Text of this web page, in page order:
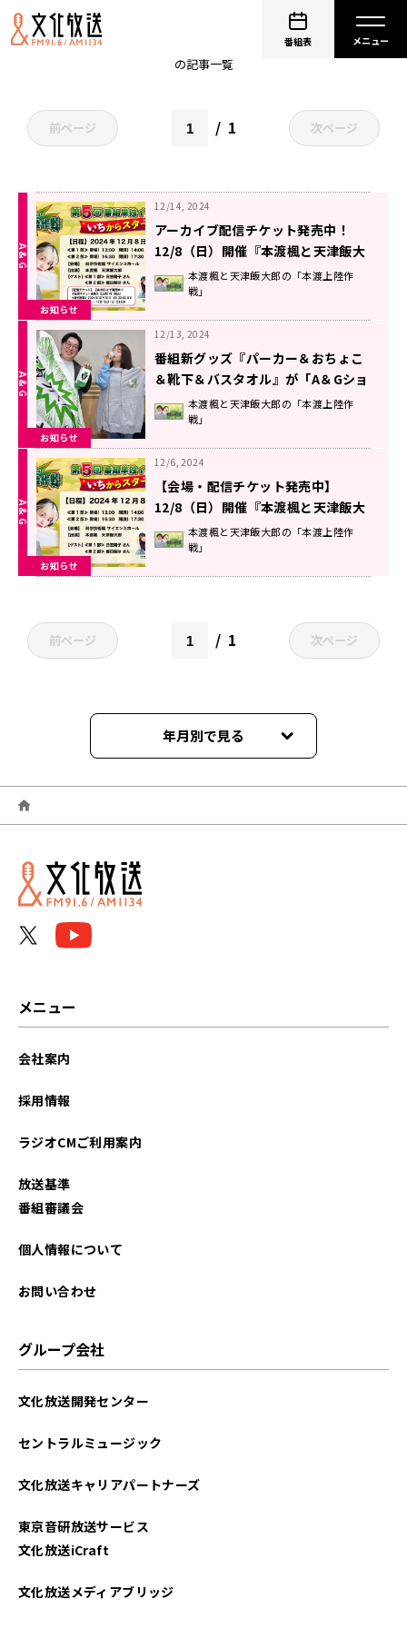
番組表
の記事一覧
前ページ 1 次ページ
お知らせ
12/14, 2024
アーカイブ配信チケット発売中！
12/8（日）開催『本渡楓と天津飯大
郎の「本渡上陸作戦」』番組イベン
ト
本渡楓と天津飯大郎の「本渡上陸作
戦」
お知らせ
12/13, 2024
番組新グッズ『パーカー＆おちょこ
＆靴下＆バスタオル』が「A＆Gショ
ップ」で発売！【本渡楓と天津飯大
郎の「本渡上陸作戦」】
本渡楓と天津飯大郎の「本渡上陸作
戦」
お知らせ
12/6, 2024
【会場・配信チケット発売中】
12/8（日）開催『本渡楓と天津飯大
郎の「本渡上陸作戦」』番組イベン
ト
本渡楓と天津飯大郎の「本渡上陸作
戦」
前ページ 1 次ページ
年月別で見る
2026年06月
2025年12月
2025年11月
2024年11月
2024年07月
2023年10月
メニュー
会社案内
採用情報
ラジオCMご利用案内
放送基準
番組審議会
個人情報について
お問い合わせ
グループ会社
文化放送開発センター
セントラルミュージック
文化放送キャリアパートナーズ
東京音研放送サービス
文化放送iCraft
文化放送メディアブリッジ